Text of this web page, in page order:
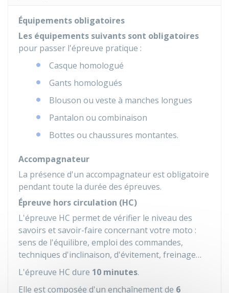
Équipements obligatoires
Les équipements suivants sont obligatoires
pour passer l'épreuve pratique :
Casque homologué
Gants homologués
Blouson ou veste à manches longues
Pantalon ou combinaison
Bottes ou chaussures montantes.
Accompagnateur
La présence d'un accompagnateur est obligatoire
pendant toute la durée des épreuves.
Épreuve hors circulation (HC)
L'épreuve HC permet de vérifier le niveau des
savoirs et savoir-faire concernant votre moto :
sens de l'équilibre, emploi des commandes,
techniques d'inclinaison, d'évitement, freinage…
L'épreuve HC dure 10 minutes.
Elle est composée d'un enchaînement de 6